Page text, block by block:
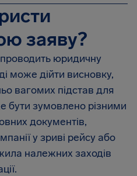
заяву?
юридичну
може дійти висновку,
вагомих підстав для
бути зумовлено різними
документів,
у зриві рейсу або
належних заходів